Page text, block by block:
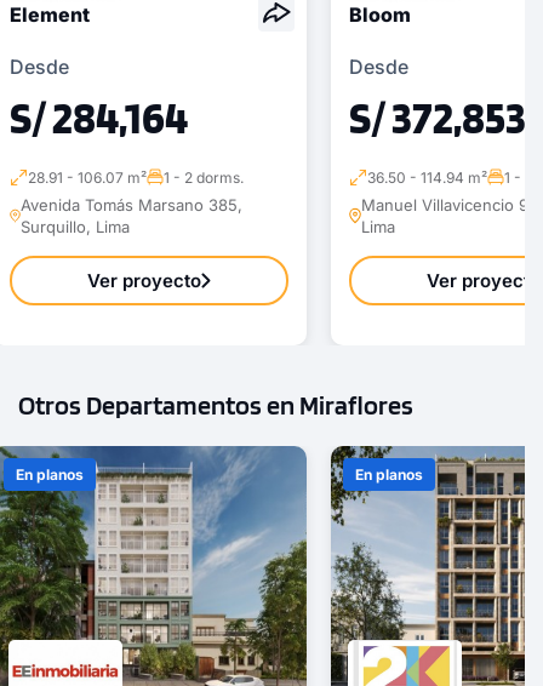
Element
Desde
S/ 284,164
28.91 - 106.07 m² 1 - 2 dorms.
Avenida Tomás Marsano 385,
Surquillo, Lima
Ver proyecto
Bloom
Desde
S/ 372,853
36.50 - 114.94 m² 1 - 3
Manuel Villavicencio
Lima
Ver proyecto
Otros Departamentos en Miraflores
En planos En planos